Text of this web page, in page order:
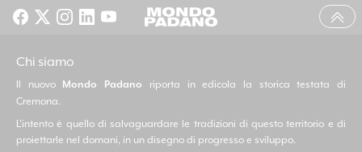
Chi siamo
Il nuovo Mondo Padano riporta in edicola la storica testata di
Cremona.
L'intento è quello di salvaguardare le tradizioni di questo territorio e di
proiettarle nel domani, in un disegno di progresso e sviluppo.